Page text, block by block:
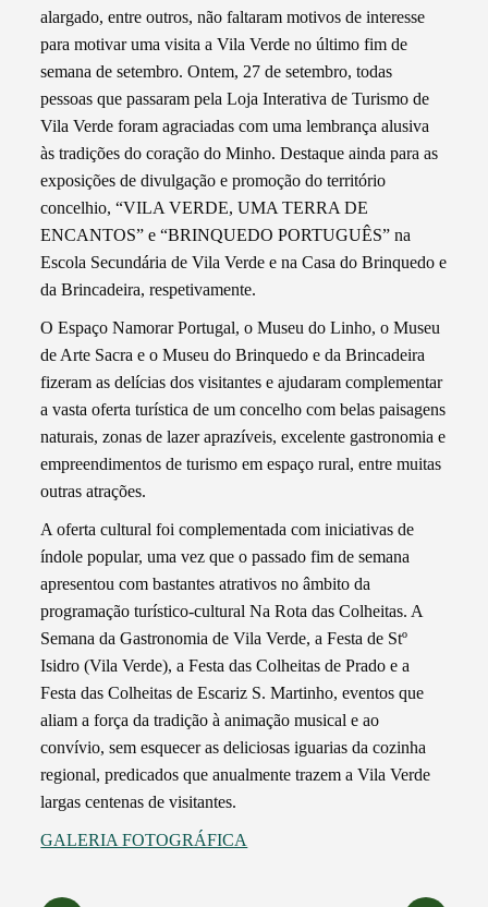
alargado, entre outros, não faltaram motivos de interesse
para motivar uma visita a Vila Verde no último fim de
semana de setembro. Ontem, 27 de setembro, todas
pessoas que passaram pela Loja Interativa de Turismo de
Vila Verde foram agraciadas com uma lembrança alusiva
às tradições do coração do Minho. Destaque ainda para as
exposições de divulgação e promoção do território
concelhio, “VILA VERDE, UMA TERRA DE
ENCANTOS” e “BRINQUEDO PORTUGUÊS” na
Escola Secundária de Vila Verde e na Casa do Brinquedo e
da Brincadeira, respetivamente.
O Espaço Namorar Portugal, o Museu do Linho, o Museu
de Arte Sacra e o Museu do Brinquedo e da Brincadeira
fizeram as delícias dos visitantes e ajudaram complementar
a vasta oferta turística de um concelho com belas paisagens
naturais, zonas de lazer aprazíveis, excelente gastronomia e
empreendimentos de turismo em espaço rural, entre muitas
outras atrações.
A oferta cultural foi complementada com iniciativas de
índole popular, uma vez que o passado fim de semana
apresentou com bastantes atrativos no âmbito da
programação turístico-cultural Na Rota das Colheitas. A
Semana da Gastronomia de Vila Verde, a Festa de Stº
Isidro (Vila Verde), a Festa das Colheitas de Prado e a
Festa das Colheitas de Escariz S. Martinho, eventos que
aliam a força da tradição à animação musical e ao
convívio, sem esquecer as deliciosas iguarias da cozinha
regional, predicados que anualmente trazem a Vila Verde
largas centenas de visitantes.
GALERIA FOTOGRÁFICA